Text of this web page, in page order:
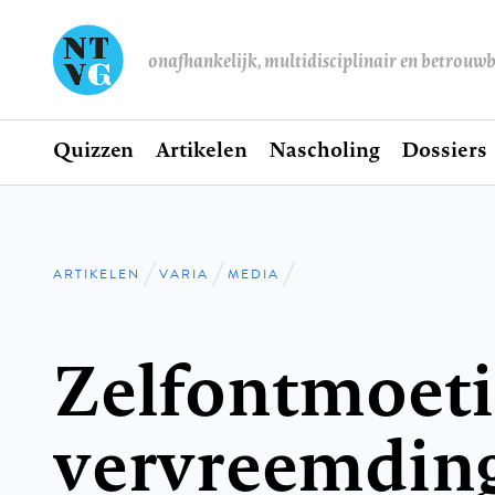
onafhankelijk, multidisciplinair en
Hoofdnavigatie
Home
Quizzen Artikelen Nascholing Dossiers
Kruimelpad
ARTIKELEN VARIA MEDIA